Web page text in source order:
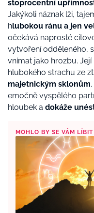
stoprocentní
Jakýkoli náznak lži,
hlubokou ránu a jen
očekává naprosté
vytvoření odděleného,
vnímat jako hrozbu. Její
hlubokého strachu ze
majetnickým sklonům
emočně vyspělého
hloubek a dokáže
MOHLO BY SE VÁM LÍBIT